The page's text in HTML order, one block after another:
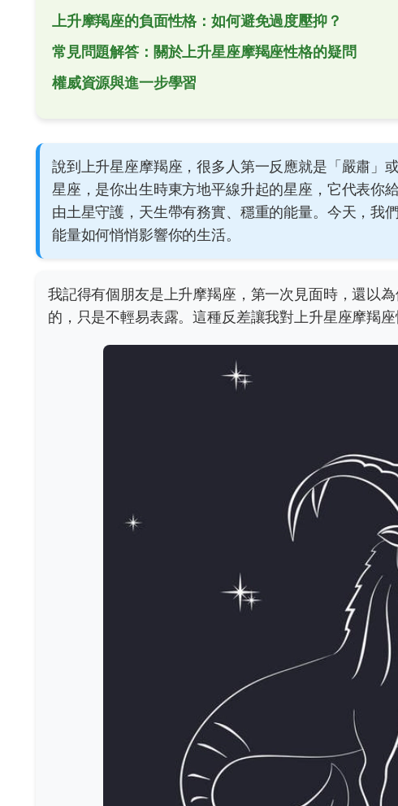
上升摩羯座的負面性格：如何避免過度壓抑？
常見問題解答：關於上升星座摩羯座性格的疑問
權威資源與進一步學習
說到上升星座摩羯座，很多人第一反應就是「嚴肅」
星座，是你出生時東方地平線升起的星座，它代表你
由土星守護，天生帶有務實、穩重的能量。今天，我
能量如何悄悄影響你的生活。
我記得有個朋友是上升摩羯座，第一次見面時，還以
的，只是不輕易表露。這種反差讓我對上升星座摩羯